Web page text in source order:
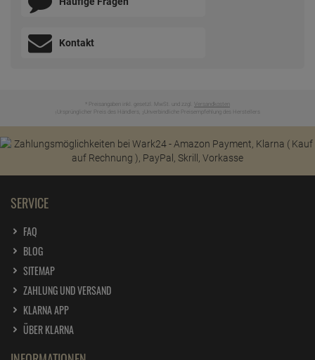
Kontakt
* Preisangaben inkl. gesetzl. MwSt. und zzgl. Versandkosten
Ursprünglicher Preis des Händlers, Unverbindliche Preisempfehlung des Herstellers
SERVICE
FAQ
BLOG
SITEMAP
ZAHLUNG UND VERSAND
KLARNA APP
ÜBER KLARNA